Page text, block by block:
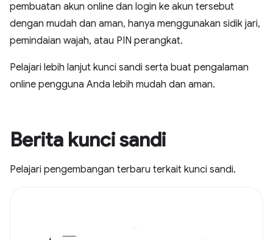
pembuatan akun online dan login ke akun tersebut
dengan mudah dan aman, hanya menggunakan sidik jari,
pemindaian wajah, atau PIN perangkat.
Pelajari lebih lanjut kunci sandi serta buat pengalaman
online pengguna Anda lebih mudah dan aman.
Berita kunci sandi
Pelajari pengembangan terbaru terkait kunci sandi.